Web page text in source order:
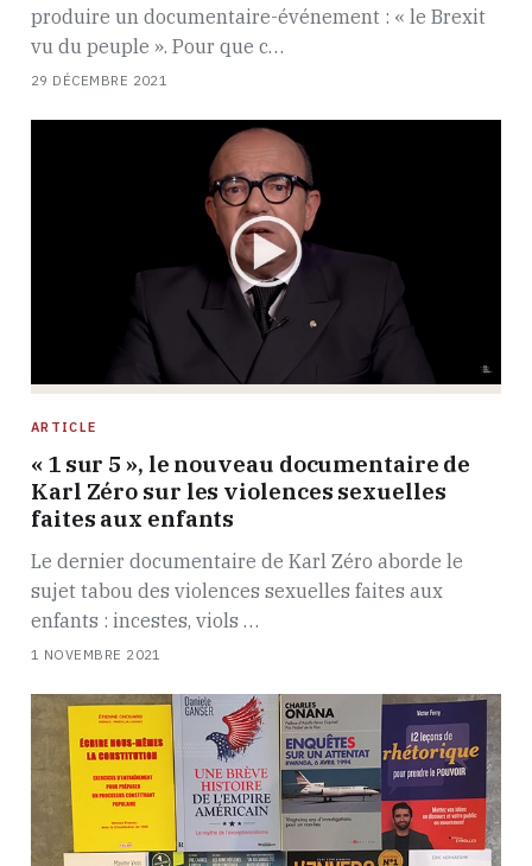
produire un documentaire-événement : « le Brexit
vu du peuple ». Pour que c…
29 DÉCEMBRE 2021
ARTICLE
« 1 sur 5 », le nouveau documentaire de
Karl Zéro sur les violences sexuelles
faites aux enfants
Le dernier documentaire de Karl Zéro aborde le
sujet tabou des violences sexuelles faites aux
enfants : incestes, viols …
1 NOVEMBRE 2021